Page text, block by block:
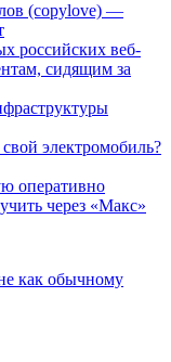
(copylove) —
российских веб-
сидящим за
электромобиль?
оперативно
через «Макс»
как обычному